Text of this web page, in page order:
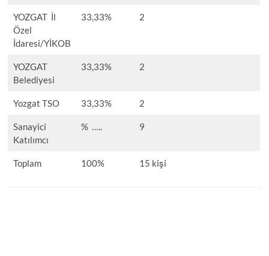
YOZGAT İl
Özel
İdaresi/YİKOB
33,33% 2
YOZGAT
Belediyesi
33,33% 2
Yozgat TSO 33,33% 2
Sanayici
Katılımcı
% ….. 9
Toplam 100% 15 kişi